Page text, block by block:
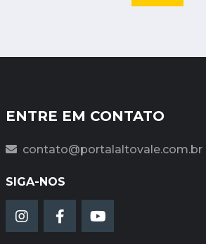
ENTRE EM CONTATO
contato@portalaltovale.com.br
SIGA-NOS